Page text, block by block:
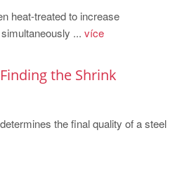
Brazil
heat-treated to increase
... více
the Shrink
the final quality of a steel